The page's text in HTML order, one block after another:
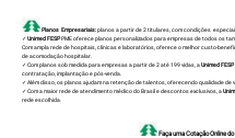
Planos Empresariais:planos a partir de 2 titulares, com condições
✓ Unimed FESPPME oferece planos personalizados para empresas de todos os
Com ampla rede de hospitais, clínicas e laboratórios, oferece o melhor custo-
de acomodação hospitalar.
✓ Com planos sob medida para empresas a partir de 2 até 199 vidas, aUnimed FESP
contratação, implantação e pós-venda.
✓ Além disso, os planos ajudam na retenção de talentos, oferecendo qualidade de
✓ Com a maior rede de atendimento médico do Brasil e descontos exclusivos, a
rede escolhida.
Faça uma Cotação Online